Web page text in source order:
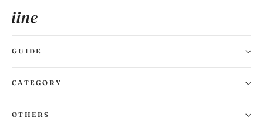
GUIDE
CATEGORY
OTHERS